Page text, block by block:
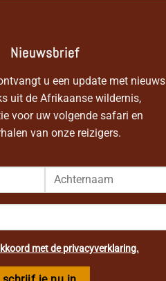
Nieuwsbrief
u een update met nieuws
uit de Afrikaanse wildernis,
voor uw volgende safari en
van onze reizigers.
met de privacyverklaring.